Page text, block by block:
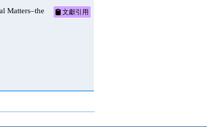
Matters–the
文獻引用